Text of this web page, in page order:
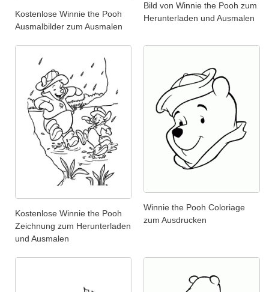
Kostenlose Winnie the Pooh
Ausmalbilder zum Ausmalen
Bild von Winnie the Pooh zum
Herunterladen und Ausmalen
Kostenlose Winnie the Pooh
Zeichnung zum Herunterladen
und Ausmalen
Winnie the Pooh Coloriage
zum Ausdrucken